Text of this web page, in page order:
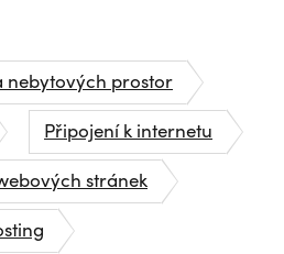
nebytových prostor
Připojení k internetu
stránek